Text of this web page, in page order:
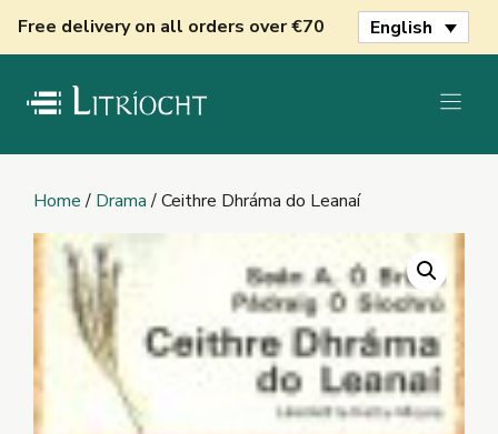
Free delivery on all orders over €70 English
Home/ Drama/ Ceithre Dhráma do Leanaí